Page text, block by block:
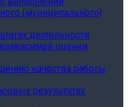
(муниципального)
деятельности
оценки
качества работы
результатах